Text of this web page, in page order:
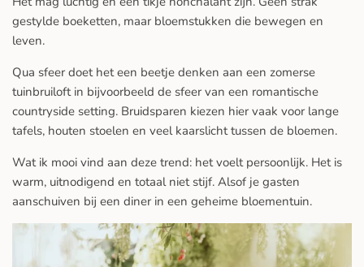
gestylde boeketten, maar bloemstukken die bewegen en
leven.
Qua sfeer doet het een beetje denken aan een zomerse
tuinbruiloft in bijvoorbeeld de sfeer van een romantische
countryside setting. Bruidsparen kiezen hier vaak voor lange
tafels, houten stoelen en veel kaarslicht tussen de bloemen.
Wat ik mooi vind aan deze trend: het voelt persoonlijk. Het is
warm, uitnodigend en totaal niet stijf. Alsof je gasten
aanschuiven bij een diner in een geheime bloementuin.